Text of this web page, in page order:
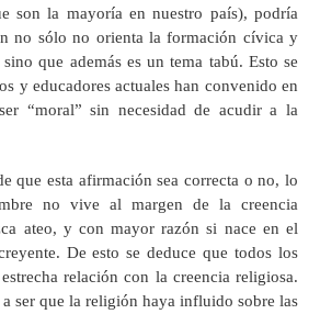
son la mayoría en nuestro país), podría
no sólo no orienta la formación cívica y
que además es un tema tabú. Esto se
y educadores actuales han convenido en
“moral” sin necesidad de acudir a la
que esta afirmación sea correcta o no, lo
no vive al margen de la creencia
ateo, y con mayor razón si nace en el
De esto se deduce que todos los
relación con la creencia religiosa.
ser que la religión haya influido sobre las